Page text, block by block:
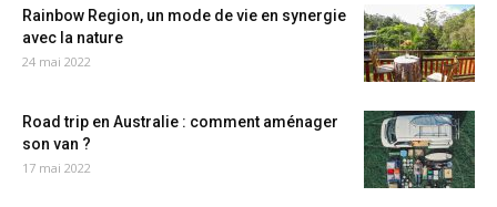
Rainbow Region, un mode de vie en synergie
avec la nature
24 mai 2022
Road trip en Australie : comment aménager
son van ?
17 mai 2022